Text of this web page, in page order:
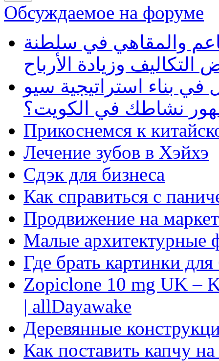
Обсуждаемое на форуме
والمقاهي في سلطنة
وزيادة الأرباح
بناء استراتيجية سيو
نشاطك في الكويت؟
Прикоснемся к
Лечение зубов в Хэйхэ
Сдэк для бизнеса
Как справиться с
Продвижение на
Малые архитектурные
Где брать картинки
Zopiclone 10 mg UK –
| allDayawake
Деревянные
Как поставить капчу